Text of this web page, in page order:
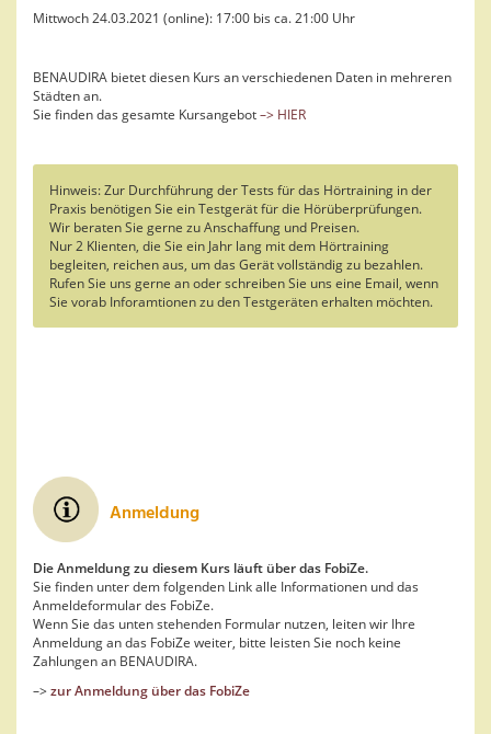
Mittwoch 24.03.2021 (online): 17:00 bis ca. 21:00 Uhr
BENAUDIRA bietet diesen Kurs an verschiedenen Daten in mehreren
Städten an.
Sie finden das gesamte Kursangebot–> HIER
Hinweis: Zur Durchführung der Tests für das Hörtraining in der
Praxis benötigen Sie ein Testgerät für die Hörüberprüfungen.
Wir beraten Sie gerne zu Anschaffung und Preisen.
Nur 2 Klienten, die Sie ein Jahr lang mit dem Hörtraining
begleiten, reichen aus, um das Gerät vollständig zu bezahlen.
Rufen Sie uns gerne an oder schreiben Sie uns eine Email, wenn
Sie vorab Inforamtionen zu den Testgeräten erhalten möchten.
Anmeldung
Die Anmeldung zu diesem Kurs läuft über das FobiZe.
Sie finden unter dem folgenden Link alle Informationen und das
Anmeldeformular des FobiZe.
Wenn Sie das unten stehenden Formular nutzen, leiten wir Ihre
Anmeldung an das FobiZe weiter, bitte leisten Sie noch keine
Zahlungen an BENAUDIRA.
–>zur Anmeldung über das FobiZe